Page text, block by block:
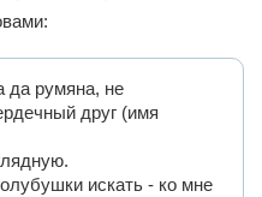
да румяна, не
друг (имя
искать - ко мне